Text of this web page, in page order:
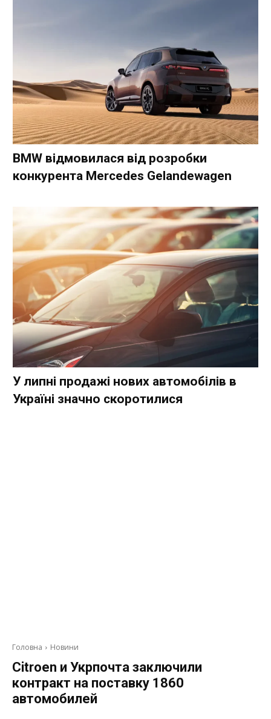
BMW відмовилася від розробки
конкурента Mercedes Gelandewagen
У липні продажі нових автомобілів в
Україні значно скоротилися